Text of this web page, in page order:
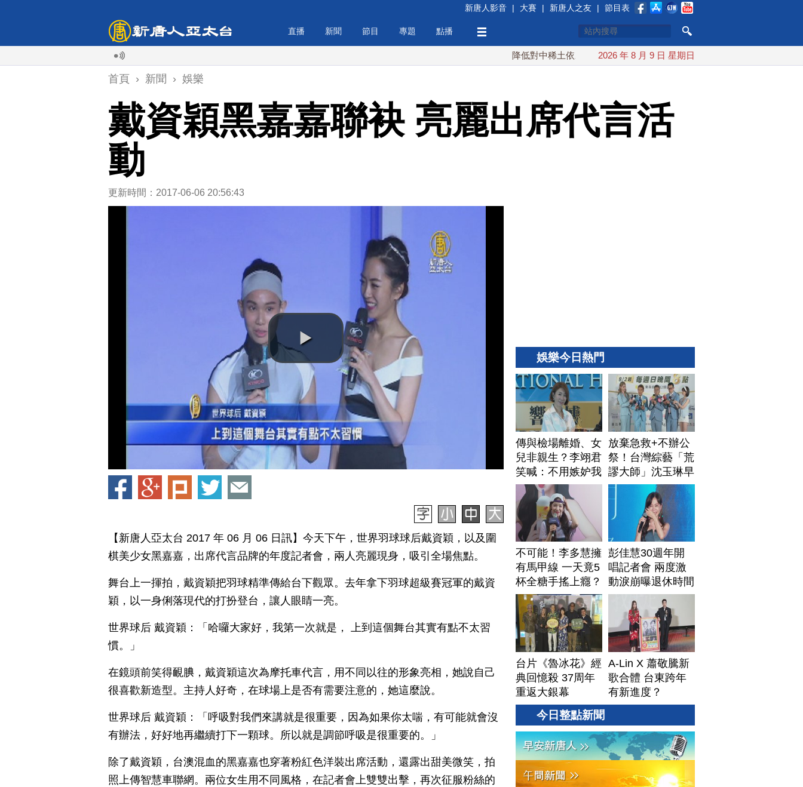
新唐人影音 | 大賽 | 新唐人之友 | 節目表
直播 新聞 節目 專題 點播
降低對中稀土依賴 川普宣布礦業投資20億美元 中東局勢動盪 土耳其沙特巴
2026 年 8 月 9 日 星期日
首頁 › 新聞 › 娛樂
戴資穎黑嘉嘉聯袂 亮麗出席代言活
動
更新時間：2017-06-06 20:56:43
【新唐人亞太台 2017 年 06 月 06 日訊】今天下午，世界羽球球后戴資穎，以及圍
棋美少女黑嘉嘉，出席代言品牌的年度記者會，兩人亮麗現身，吸引全場焦點。
舞台上一揮拍，戴資穎把羽球精準傳給台下觀眾。去年拿下羽球超級賽冠軍的戴資
穎，以一身俐落現代的打扮登台，讓人眼睛一亮。
世界球后 戴資穎：「哈囉大家好，我第一次就是， 上到這個舞台其實有點不太習
慣。」
在鏡頭前笑得靦腆，戴資穎這次為摩托車代言，用不同以往的形象亮相，她說自己
很喜歡新造型。主持人好奇，在球場上是否有需要注意的，她這麼說。
世界球后 戴資穎：「呼吸對我們來講就是很重要，因為如果你太喘，有可能就會沒
有辦法，好好地再繼續打下一顆球。所以就是調節呼吸是很重要的。」
除了戴資穎，台澳混血的黑嘉嘉也穿著粉紅色洋裝出席活動，還露出甜美微笑，拍
照上傳智慧車聯網。兩位女生用不同風格，在記者會上雙雙出擊，再次征服粉絲的
娛樂今日熱門
傳與檢場離婚、女
兒非親生？李翊君
笑喊：不用嫉妒我
放棄急救+不辦公
祭！台灣綜藝「荒
謬大師」沈玉琳早
安排身後事
不可能！李多慧擁
有馬甲線 一天竟5
杯全糖手搖上癮？
彭佳慧30週年開
唱記者會 兩度激
動淚崩曝退休時間
台片《魯冰花》經
典回憶殺 37周年
重返大銀幕
A-Lin X 蕭敬騰新
歌合體 台東跨年
有新進度？
今日整點新聞